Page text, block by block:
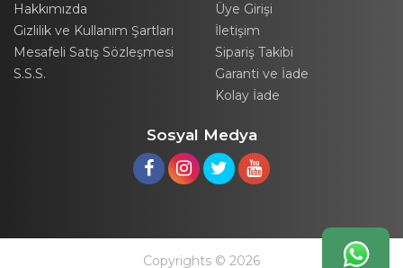
Hakkımızda
Gizlilik ve Kullanım Şartları
Mesafeli Satış Sözleşmesi
S.S.S.
Üye Girişi
İletişim
Sipariş Takibi
Garanti ve İade
Kolay İade
Sosyal Medya
Copyrights © 2026